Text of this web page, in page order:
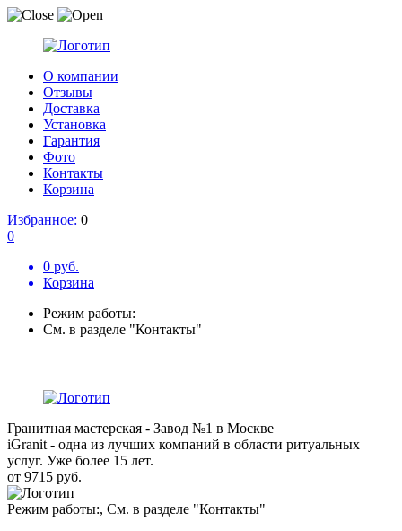
О компании
Отзывы
Доставка
Установка
Гарантия
Фото
Контакты
Корзина
Избранное: 0
0
0 руб.
Корзина
Режим работы:
См. в разделе "Контакты"
Гранитная мастерская - Завод №1 в Москве
iGranit - одна из лучших компаний в области ритуальных
услуг. Уже более 15 лет.
от 9715 руб.
Режим работы:, См. в разделе "Контакты"